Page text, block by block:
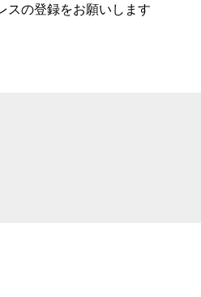
スの登録をお願いします